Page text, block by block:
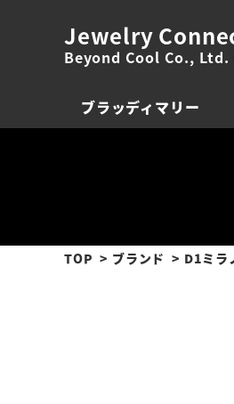
Jewelry
Beyond Cool Co., Ltd.
ブラッディマリー
TOP ブランド D1ミラ